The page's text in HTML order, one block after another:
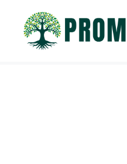
contenido